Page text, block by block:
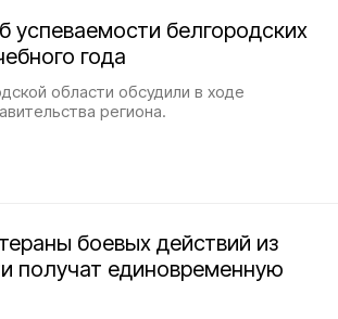
успеваемости белгородских
года
области обсудили в ходе
региона.
боевых действий из
получат единовременную